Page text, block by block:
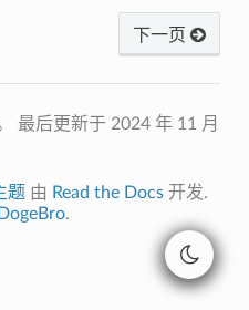
下一页
最后更新于 2024 年 11 月
题 由 Read the Docs开发.
.